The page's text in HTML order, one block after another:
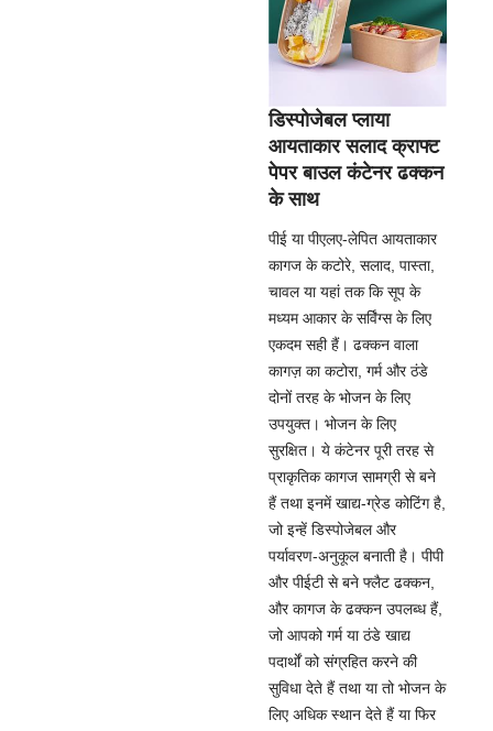
डिस्पोजेबल प्लाया
आयताकार सलाद क्राफ्ट
पेपर बाउल कंटेनर ढक्कन
के साथ
पीई या पीएलए-लेपित आयताकार
कागज के कटोरे, सलाद, पास्ता,
चावल या यहां तक कि सूप के
मध्यम आकार के सर्विंग्स के लिए
एकदम सही हैं। ढक्कन वाला
कागज़ का कटोरा, गर्म और ठंडे
दोनों तरह के भोजन के लिए
उपयुक्त। भोजन के लिए
सुरक्षित। ये कंटेनर पूरी तरह से
प्राकृतिक कागज सामग्री से बने
हैं तथा इनमें खाद्य-ग्रेड कोटिंग है,
जो इन्हें डिस्पोजेबल और
पर्यावरण-अनुकूल बनाती है। पीपी
और पीईटी से बने फ्लैट ढक्कन,
और कागज के ढक्कन उपलब्ध हैं,
जो आपको गर्म या ठंडे खाद्य
पदार्थों को संग्रहित करने की
सुविधा देते हैं तथा या तो भोजन के
लिए अधिक स्थान देते हैं या फिर